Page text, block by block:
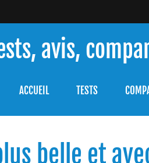
avis,
ACCUEIL TESTS
belle et